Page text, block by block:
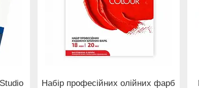
Набір професійних олійних фарб